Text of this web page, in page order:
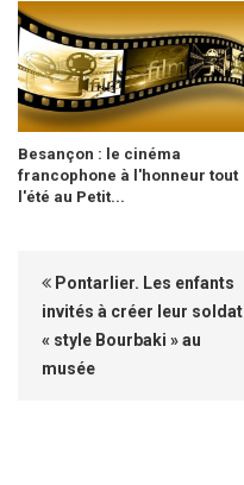
Besançon : le cinéma
francophone à l'honneur tout
l'été au Petit...
Pontarlier. Les enfants
invités à créer leur soldat
« style Bourbaki » au
musée